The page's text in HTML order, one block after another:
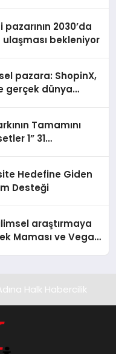
2030’da
bekleniyor
pazara: ShopinX,
gerçek dünya
Tamamını
1” 31
Hedefine Giden
Desteği
araştırmaya
Maması ve Vegan
Halk Habercilik